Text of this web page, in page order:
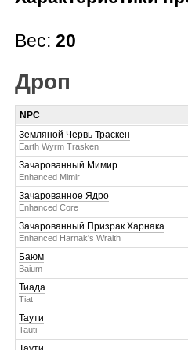
Вес: 20
Дроп
NPC
Земляной Червь Траскен
Earth Wyrm Trasken
Зачарованный Мимир
Enhanced Mimir
Зачарованное Ядро
Enhanced Core
Зачарованный Призрак Харнака
Enhanced Harnak's Wraith
Баюм
Baium
Тиада
Tiat
Таути
Tauti